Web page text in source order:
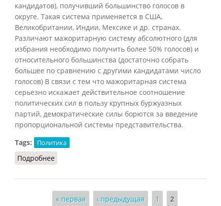
кандидатов), получивший большинство голосов в
округе. Такая система применяется в США,
Великобритании, Индии, Мексике и др. странах.
Различают мажоритарную систему абсолютного (для
избрания необходимо получить более 50% голосов) и
относительного большинства (достаточно собрать
большее по сравнению с другими кандидатами число
голосов) В связи с тем что мажоритарная система
серьезно искажает действительное соотношение
политических сил в пользу крупных буржуазных
партий, демократические силы борются за введение
пропорциональной системы представительства.
Tags:
Политика
Подробнее
Страницы« первая ‹ предыдущая 1 2